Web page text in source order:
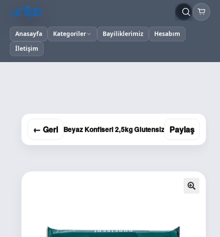
Anasayfa Kategoriler Bayiliklerimiz
Hesabım
İletişim
← Geri Beyaz Konfiseri 2,5kg Glutensiz Paylaş